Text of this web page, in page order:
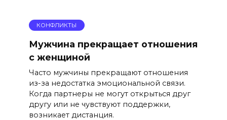
КОНФЛИКТЫ
Мужчина прекращает отношения
с женщиной
Часто мужчины прекращают отношения
из-за недостатка эмоциональной связи.
Когда партнеры не могут открыться друг
другу или не чувствуют поддержки,
возникает дистанция.